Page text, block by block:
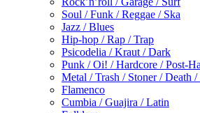
Soul / Funk / Reggae / Ska
Jazz / Blues
Hip-hop / Rap / Trap
Psicodelia / Kraut / Dark
Punk / Oi! / Hardcore / Post-
Metal / Trash / Stoner / Death
Flamenco
Cumbia / Guajira / Latin